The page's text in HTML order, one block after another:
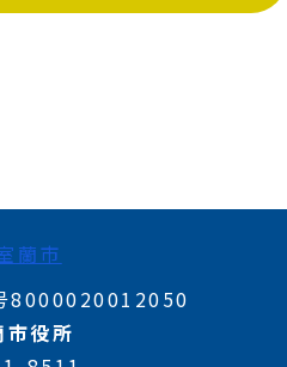
8000020012050
市役所